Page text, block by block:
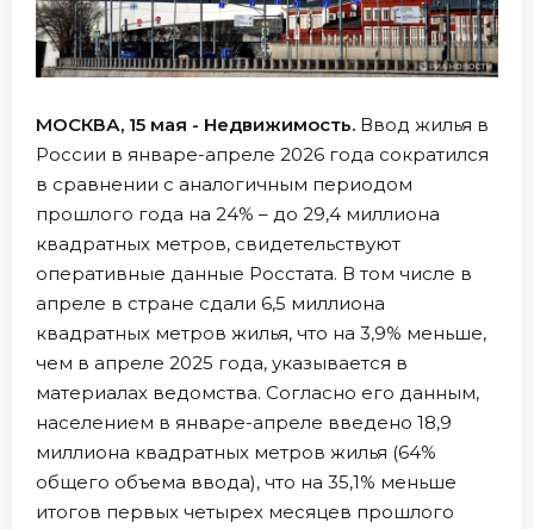
МОСКВА, 15 мая - Недвижимость. Ввод жилья в
России в январе-апреле 2026 года сократился
в сравнении с аналогичным периодом
прошлого года на 24% – до 29,4 миллиона
квадратных метров, свидетельствуют
оперативные данные Росстата. В том числе в
апреле в стране сдали 6,5 миллиона
квадратных метров жилья, что на 3,9% меньше,
чем в апреле 2025 года, указывается в
материалах ведомства. Согласно его данным,
населением в январе-апреле введено 18,9
миллиона квадратных метров жилья (64%
общего объема ввода), что на 35,1% меньше
итогов первых четырех месяцев прошлого